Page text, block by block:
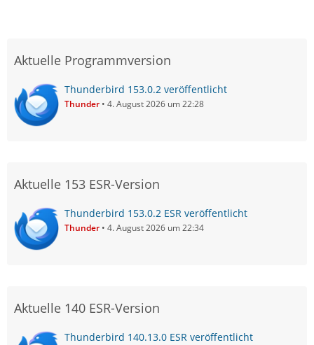
Aktuelle Programmversion
Thunderbird 153.0.2 veröffentlicht
Thunder 4. August 2026 um 22:28
Aktuelle 153 ESR-Version
Thunderbird 153.0.2 ESR veröffentlicht
Thunder 4. August 2026 um 22:34
Aktuelle 140 ESR-Version
Thunderbird 140.13.0 ESR veröffentlicht